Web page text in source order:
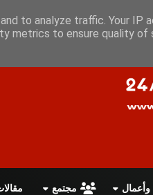
الاستخدام أعلن معانا اتصل بنا
وأعمال مجتمع
to analyze traffic. Your IP
metrics to ensure quality of